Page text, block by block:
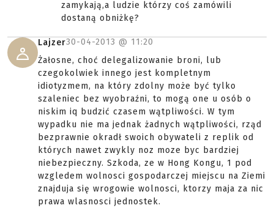
zamykają,a ludzie którzy coś zamówili
dostaną obniżkę?
Lajzer30-04-2013 @ 11:20
Żałosne, choć delegalizowanie broni, lub
czegokolwiek innego jest kompletnym
idiotyzmem, na który zdolny może być tylko
szaleniec bez wyobraźni, to mogą one u osób o
niskim iq budzić czasem wątpliwości. W tym
wypadku nie ma jednak żadnych wątpliwości, rząd
bezprawnie okradł swoich obywateli z replik od
których nawet zwykly noz moze byc bardziej
niebezpieczny. Szkoda, ze w Hong Kongu, 1 pod
wzgledem wolnosci gospodarczej miejscu na Ziemi
znajduja się wrogowie wolnosci, ktorzy maja za nic
prawa wlasnosci jednostek.